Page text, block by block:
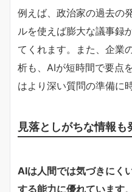
例えば、政治家の過去の
ルを使えば膨大な議事録
てくれます。また、企業
析も、AIが短時間で要点
はより深い質問の準備に
見落としがちな情報も
AIは人間では気づきにく
する能力に優れています。